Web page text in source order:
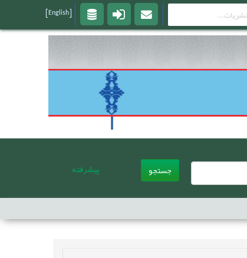
جستجو پیشرفته
[English]